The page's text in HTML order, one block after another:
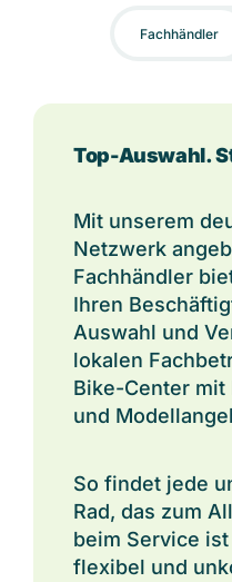
Fachhändler
Top-Auswahl.
Mit unserem
Netzwerk
Fachhändler
Ihren
Auswahl und
lokalen
Bike-Center
und
So findet jede
Rad, das zum
beim Service
flexibel und